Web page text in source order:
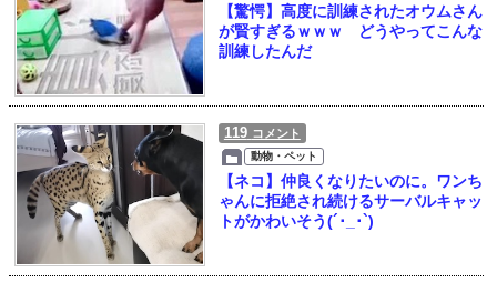
【驚愕】高度に訓練されたオウムさん
が賢すぎるｗｗｗ どうやってこんな
訓練したんだ
119 コメント
動物・ペット
【ネコ】仲良くなりたいのに。ワンち
ゃんに拒絶され続けるサーバルキャッ
トがかわいそう(´･_･`)